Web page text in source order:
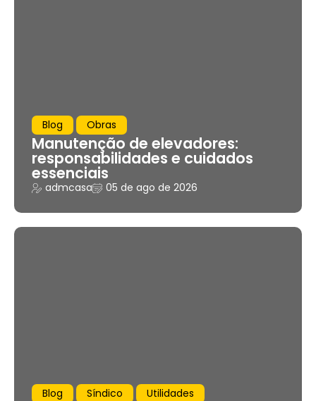
Blog Obras
Manutenção de elevadores:
responsabilidades e cuidados
essenciais
admcasa 05 de ago de 2026
Blog Síndico Utilidades